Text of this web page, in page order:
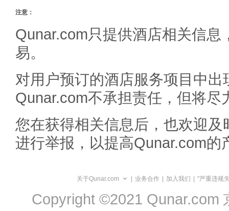
注意：
Qunar.com只提供酒店相关信
易。
对用户预订的酒店服务项目中
Qunar.com不承担责任，但将
您在获得相关信息后，也欢迎
进行举报，以提高Qunar.com的
关于Qunar.com | 业务合作 | 加入我们 | "严重违规
Copyright ©2021 Qunar.com